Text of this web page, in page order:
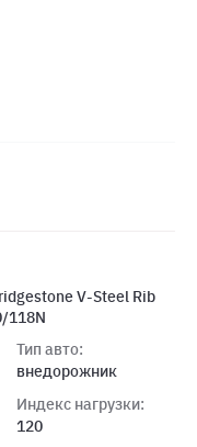
V-Steel Rib
118N
Тип авто:
внедорожник
Индекс нагрузки:
120